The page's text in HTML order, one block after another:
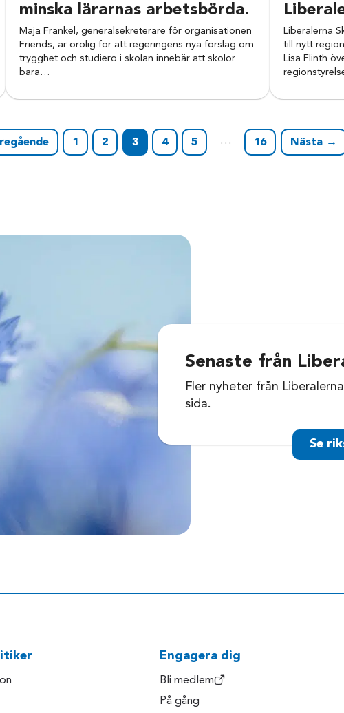
minska lärarnas arbetsbörda.
Maja Frankel, generalsekreterare för organisationen
Friends, är orolig för att regeringens nya förslag om
trygghet och studiero i skolan innebär att skolor
bara…
Liberalerna
till nytt
Lisa Flinth
1 2 3 4 5 … 16 Nästa →
Senaste från
Fler nyheter från
sida.
Se
Engagera dig
Bli medlem
På gång